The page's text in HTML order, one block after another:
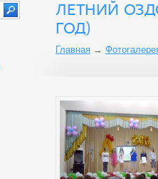
ЛЕТНИЙ
ГОД)
Главная →